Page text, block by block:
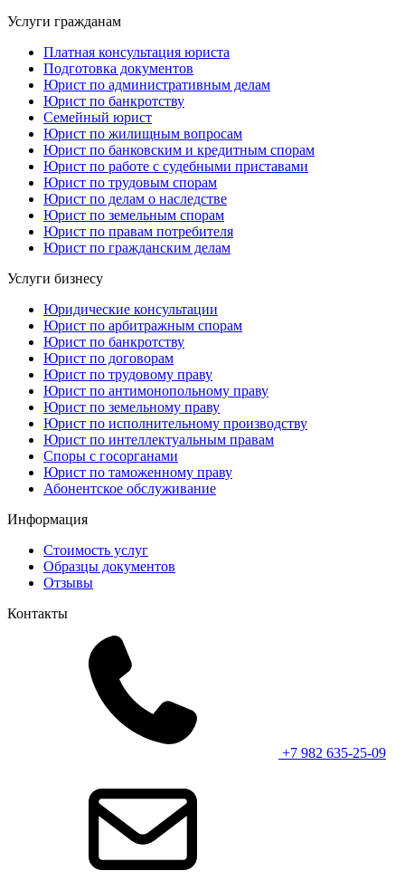
Услуги гражданам
Платная консультация юриста
Подготовка документов
Юрист по административным делам
Юрист по банкротству
Семейный юрист
Юрист по жилищным вопросам
Юрист по банковским и кредитным спорам
Юрист по работе с судебными приставами
Юрист по трудовым спорам
Юрист по делам о наследстве
Юрист по земельным спорам
Юрист по правам потребителя
Юрист по гражданским делам
Услуги бизнесу
Юридические консультации
Юрист по арбитражным спорам
Юрист по банкротству
Юрист по договорам
Юрист по трудовому праву
Юрист по антимонопольному праву
Юрист по земельному праву
Юрист по исполнительному производству
Юрист по интеллектуальным правам
Споры с госорганами
Юрист по таможенному праву
Абонентское обслуживание
Информация
Стоимость услуг
Образцы документов
Отзывы
Контакты
+7 982 635-25-09